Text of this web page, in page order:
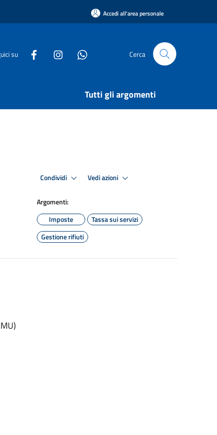
Accedi all'area personale
su Cerca
Tutti gli argomenti
Condividi Vedi azioni
Argomenti:
Imposte
Tassa sui servizi
Gestione rifiuti